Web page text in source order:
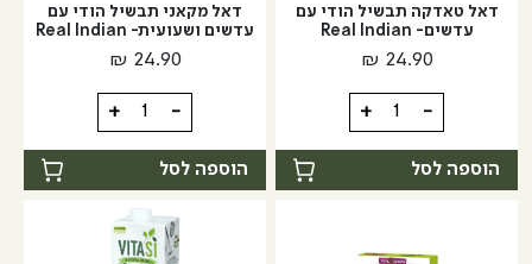
נוטרה
זן
דאל טאדקה תבשיל הודי עם
עדשים- Real Indian
₪ 24.90
-
כמות
של
דאל
טאדקה
הודי
+
הוספה לסל
דאל מקאני תבשיל הודי עם
עדשים ושעועית- Real Indian
₪ 24.90
-
כמות
של
דאל
מקאני
תבשיל
הודי
+
הוספה לסל